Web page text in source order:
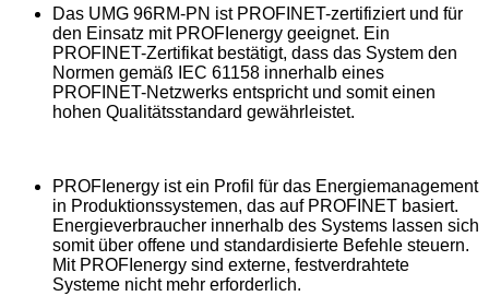
Das UMG 96RM-PN ist PROFINET-zertifiziert und für
den Einsatz mit PROFIenergy geeignet. Ein
PROFINET-Zertifikat bestätigt, dass das System den
Normen gemäß IEC 61158 innerhalb eines
PROFINET-Netzwerks entspricht und somit einen
hohen Qualitätsstandard gewährleistet.
PROFIenergy ist ein Profil für das Energiemanagement
in Produktionssystemen, das auf PROFINET basiert.
Energieverbraucher innerhalb des Systems lassen sich
somit über offene und standardisierte Befehle steuern.
Mit PROFIenergy sind externe, festverdrahtete
Systeme nicht mehr erforderlich.